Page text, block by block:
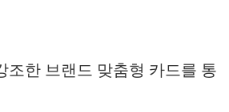
조한 브랜드 맞춤형 카드를 통